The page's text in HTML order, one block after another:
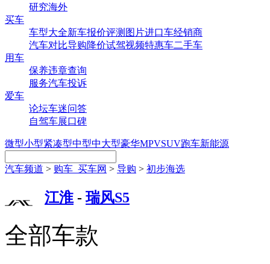
研究海外
买车
车型大全新车报价评测 图片进口车经销商
汽车对比导购降价试驾视频特惠车二手车
用车
保养违章查询
服务汽车投诉
爱车
论坛车迷问答
自驾车展口碑
微型小型紧凑型中型中大型豪华MPVSUV跑车新能源
汽车频道 > 购车_买车网 > 导购 > 初步海选
江淮 -瑞风S5
全部车款